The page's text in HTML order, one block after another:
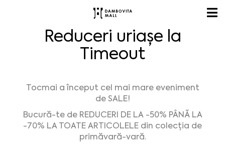
Reduceri uriașe la
Timeout
Tocmai a început cel mai mare eveniment
de SALE!
Bucură-te de REDUCERI DE LA -50% PÂNĂ LA
-70% LA TOATE ARTICOLELE din colecția de
primăvară-vară.